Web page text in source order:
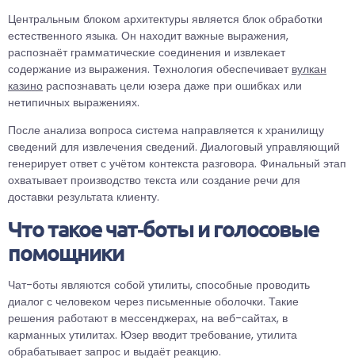
Центральным блоком архитектуры является блок обработки
естественного языка. Он находит важные выражения,
распознаёт грамматические соединения и извлекает
содержание из выражения. Технология обеспечивает вулкан
казино распознавать цели юзера даже при ошибках или
нетипичных выражениях.
После анализа вопроса система направляется к хранилищу
сведений для извлечения сведений. Диалоговый управляющий
генерирует ответ с учётом контекста разговора. Финальный этап
охватывает производство текста или создание речи для
доставки результата клиенту.
Что такое чат‑боты и голосовые
помощники
Чат-боты являются собой утилиты, способные проводить
диалог с человеком через письменные оболочки. Такие
решения работают в мессенджерах, на веб-сайтах, в
карманных утилитах. Юзер вводит требование, утилита
обрабатывает запрос и выдаёт реакцию.